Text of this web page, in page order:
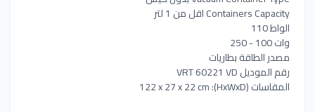
Containers Capacity اقل من 1 لتر
الواط 110
وات 100 - 250
مصدر الطاقة بطاريات
رقم الموديل VRT 60221 VD
المقاسات (HxWxD): 122 x 27 x 22 cm